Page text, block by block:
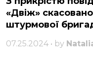
«Двіж» скасовано
штурмової
07.25.2024 • by